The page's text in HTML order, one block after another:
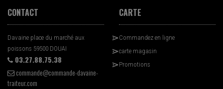
CONTACT
Davaine place du marché aux
poissons 59500 DOUAI
03.27.88.75.38
commande@commande-davaine-
traiteur.com
CARTE
Commandez en ligne
carte magasin
Promotions